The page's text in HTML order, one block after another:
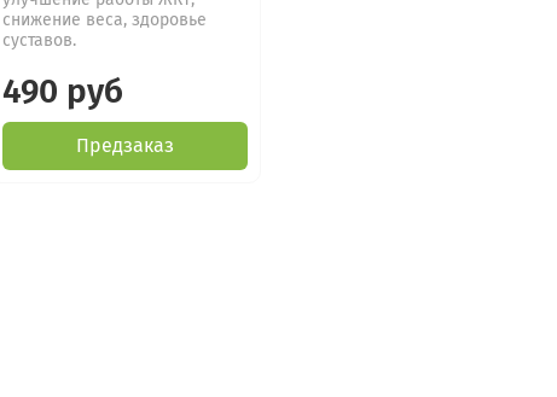
снижение веса, здоровье
суставов.
490 руб
Предзаказ